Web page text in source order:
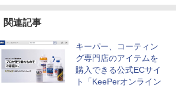
関連記事
キーパー、コーティン
グ専門店のアイテムを
購入できる公式ECサイ
ト「KeePerオンライン